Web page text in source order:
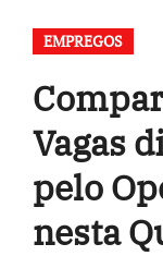
EMPREGOS
Vagas
pelo
nesta